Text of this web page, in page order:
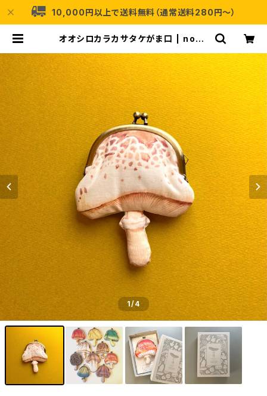
10,000円以上で送料無料（通常送料280円〜）
オオシロカラカサタケがま口 | nocc
1/4